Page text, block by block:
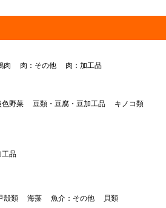
肉 肉：その他 肉：加工品
色野菜 豆類・豆腐・豆加工品
キノコ類
工品
殻類 海藻 魚介：その他 貝類